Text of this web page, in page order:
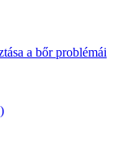
a bőr problémái